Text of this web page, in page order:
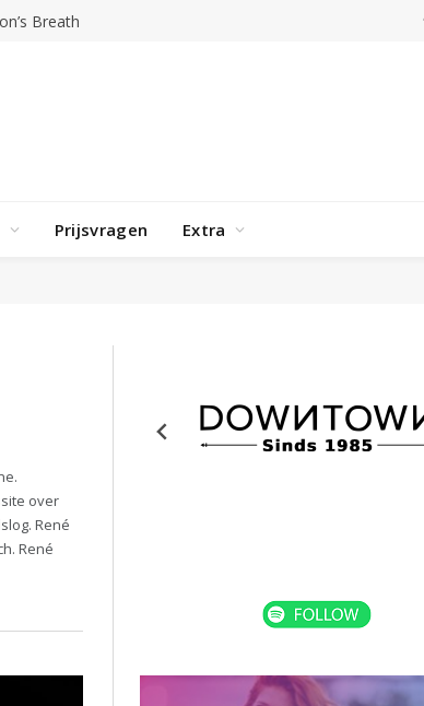
Breath
Prijsvragen Extra
over
René
René